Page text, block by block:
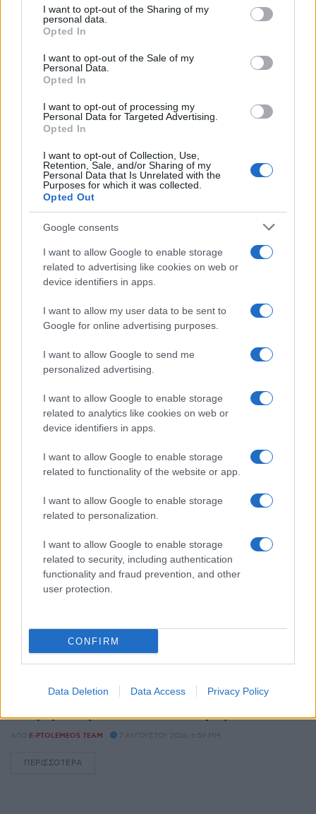
not limited to your visit or usage behaviour. You may click to
grant or deny consent to Google and its third-party tags to
use your data for below specified purposes in below Google
consent section.
I want to opt-out of the Sharing of my
personal data.
Opted In
I want to opt-out of the Sale of my
Personal Data.
Opted In
I want to opt-out of processing my
Personal Data for Targeted Advertising.
Opted In
I want to opt-out of Collection, Use,
Retention, Sale, and/or Sharing of my
Personal Data that Is Unrelated with the
Purposes for which it was collected.
Opted Out
Google consents
I want to allow Google to enable storage
related to advertising like cookies on web or
device identifiers in apps.
I want to allow my user data to be sent to
Google for online advertising purposes.
I want to allow Google to send me
personalized advertising.
I want to allow Google to enable storage
related to analytics like cookies on web or
device identifiers in apps.
I want to allow Google to enable storage
related to functionality of the website or app.
I want to allow Google to enable storage
related to personalization.
I want to allow Google to enable storage
related to security, including authentication
functionality and fraud prevention, and other
user protection.
CONFIRM
Data Deletion Data Access Privacy Policy
Ο Άδωνις Γεωργιάδης έκανε repost τον
Πτολεμαϊδιώτη Μπάμπη Διαμαντίδη στο X:
“Χαίρομαι πάρα πολύ όταν τα διαβάζω αυτά”
ΑΠΌ E-PTOLEMEOS TEAM 7 ΑΥΓΟΎΣΤΟΥ 2026, 6:59 ΜΜ
ΠΕΡΙΣΣΌΤΕΡΑ